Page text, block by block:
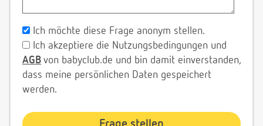
Ich möchte diese Frage anonym stellen.
Ich akzeptiere die Nutzungsbedingungen und
AGB von babyclub.de und bin damit einverstanden,
dass meine persönlichen Daten gespeichert
werden.